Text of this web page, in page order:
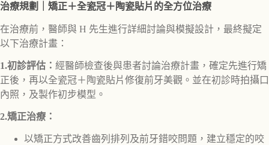
治療規劃｜矯正＋全瓷冠＋陶瓷貼片的全方位治療
在治療前，醫師與 H 先生進行詳細討論與模擬設計，最終擬定
以下治療計畫：
1.初診評估： 經醫師檢查後與患者討論治療計畫，確定先進行矯
正後，再以全瓷冠＋陶瓷貼片修復前牙美觀。並在初診時拍攝口
內照，及製作初步模型。
2.矯正治療：
以矯正方式改善齒列排列及前牙錯咬問題，建立穩定的咬